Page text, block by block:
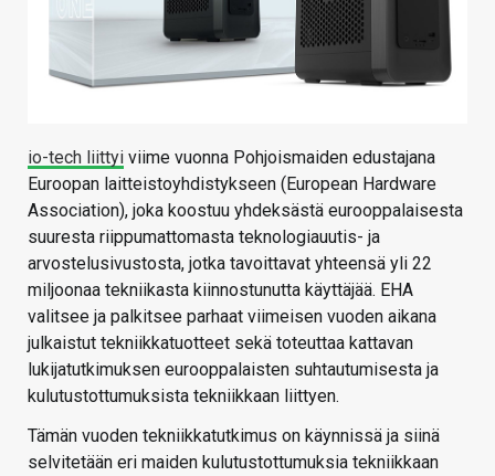
io-tech liittyi viime vuonna Pohjoismaiden edustajana
Euroopan laitteistoyhdistykseen (European Hardware
Association), joka koostuu yhdeksästä eurooppalaisesta
suuresta riippumattomasta teknologiauutis- ja
arvostelusivustosta, jotka tavoittavat yhteensä yli 22
miljoonaa tekniikasta kiinnostunutta käyttäjää. EHA
valitsee ja palkitsee parhaat viimeisen vuoden aikana
julkaistut tekniikkatuotteet sekä toteuttaa kattavan
lukijatutkimuksen eurooppalaisten suhtautumisesta ja
kulutustottumuksista tekniikkaan liittyen.
Tämän vuoden tekniikkatutkimus on käynnissä ja siinä
selvitetään eri maiden kulutustottumuksia tekniikkaan